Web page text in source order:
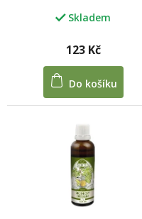
Skladem
123 Kč
Do košíku